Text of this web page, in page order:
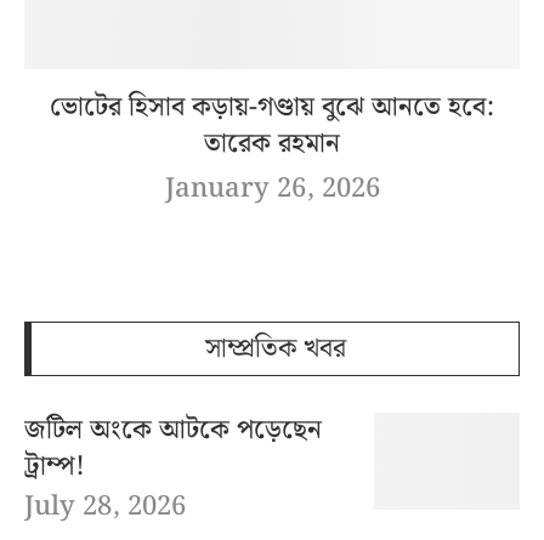
ভোটের হিসাব কড়ায়-গণ্ডায় বুঝে আনতে হবে:
তারেক রহমান
January 26, 2026
সাম্প্রতিক খবর
জটিল অংকে আটকে পড়েছেন
ট্রাম্প!
July 28, 2026